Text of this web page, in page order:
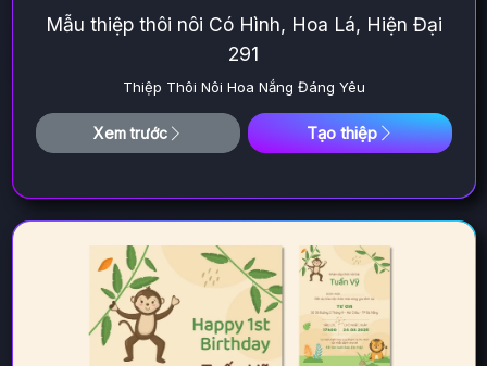
Mẫu thiệp thôi nôi Có Hình, Hoa Lá, Hiện Đại
291
Thiệp Thôi Nôi Hoa Nắng Đáng Yêu
Xem trước Tạo thiệp